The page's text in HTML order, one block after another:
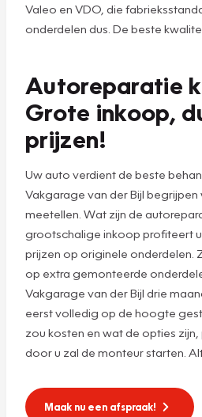
Valeo en VDO, die
onderdelen dus. De beste
Autoreparatie
Grote inkoop,
prijzen!
Uw auto verdient de beste
Vakgarage van der Bijl
meetellen. Wat zijn de
grootschalige inkoop profiteert
prijzen op originele onderdelen.
op extra gemonteerde
Vakgarage van der Bijl drie
eerst volledig op de hoogte
zou kosten en wat de opties
door u zal de monteur starten.
Maak nu een afspraak!